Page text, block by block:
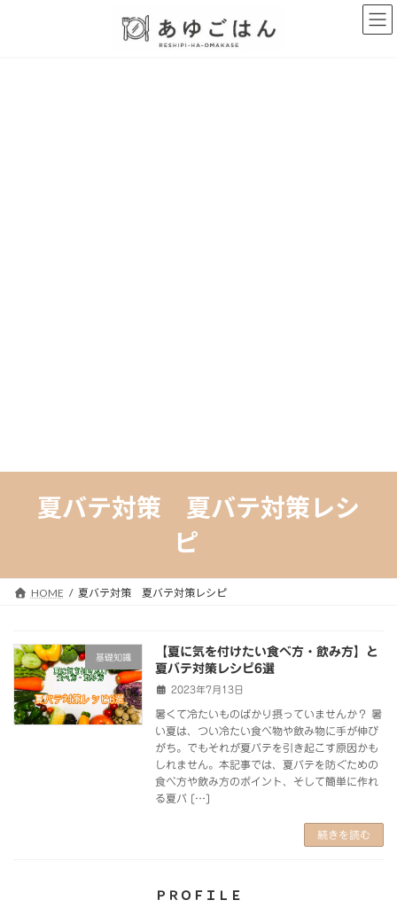
夏バテ対策 夏バテ対策レシ
ピ
HOME 夏バテ対策 夏バテ対策レシピ
基礎知識
【夏に気を付けたい食べ方・飲み方】と
夏バテ対策レシピ6選
2023年7月13日
暑くて冷たいものばかり摂っていませんか？ 暑
い夏は、つい冷たい食べ物や飲み物に手が伸び
がち。でもそれが夏バテを引き起こす原因かも
しれません。​本記事では、夏バテを防ぐための
食べ方や飲み方のポイント、そして簡単に作れ
る夏バ […]
続きを読む
ＰＲＯＦＩＬＥ